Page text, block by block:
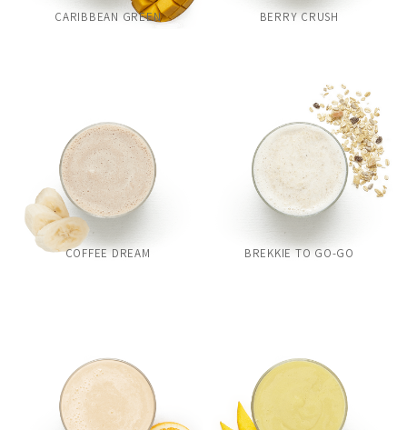
CARIBBEAN GREEN BERRY CRUSH
COFFEE DREAM BREKKIE TO GO-GO